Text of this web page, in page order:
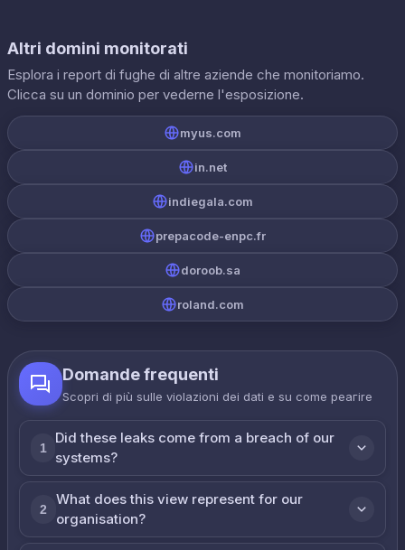
Altri domini monitorati
Esplora i report di fughe di altre aziende che monitoriamo.
Clicca su un dominio per vederne l'esposizione.
myus.com
in.net
indiegala.com
prepacode-enpc.fr
doroob.sa
roland.com
Domande frequenti
Scopri di più sulle violazioni dei dati e su come реагire
1
Did these leaks come from a breach of our
systems?
2
What does this view represent for our
organisation?